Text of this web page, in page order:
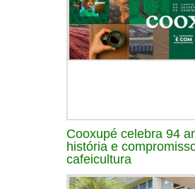
Cooxupé celebra 94
história e
cafeicultura